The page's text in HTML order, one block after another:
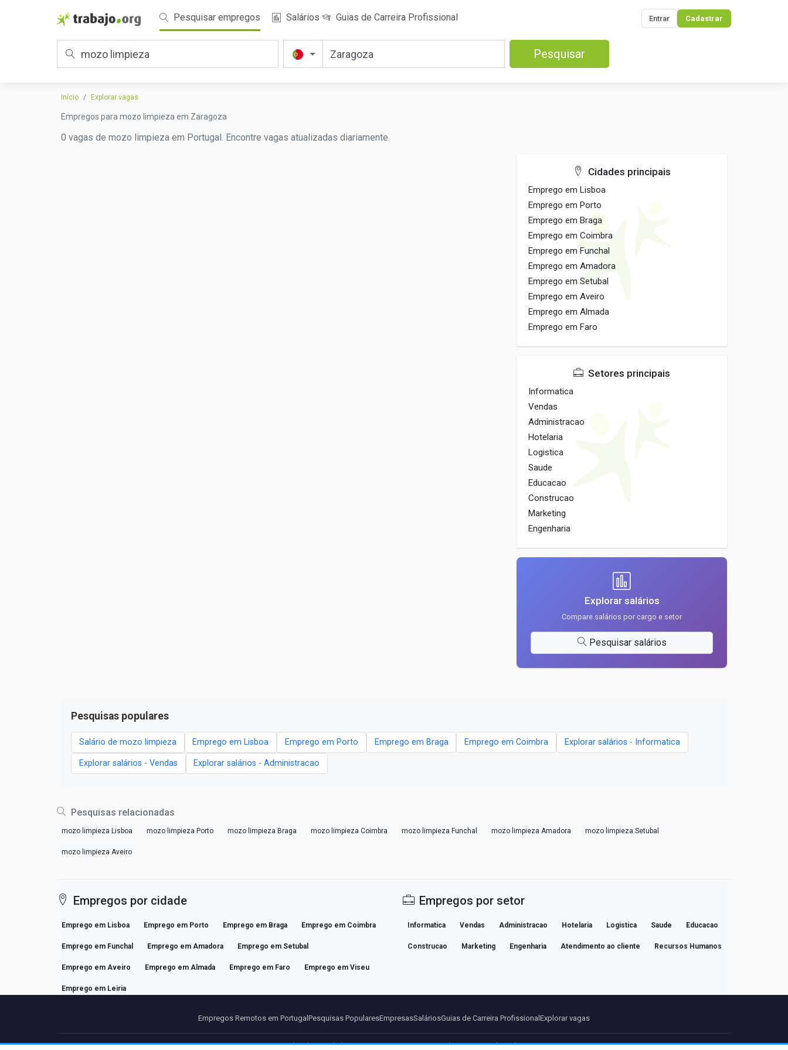
Pesquisar empregos Salários Guias de Carreira Profissional Entrar Cadastrar
Pesquisar
Início Explorar vagas
Empregos para mozo limpieza em Zaragoza
0 vagas de mozo limpieza em Portugal. Encontre vagas atualizadas diariamente.
Cidades principais
Emprego em Lisboa
Emprego em Porto
Emprego em Braga
Emprego em Coimbra
Emprego em Funchal
Emprego em Amadora
Emprego em Setubal
Emprego em Aveiro
Emprego em Almada
Emprego em Faro
Setores principais
Informatica
Vendas
Administracao
Hotelaria
Logistica
Saude
Educacao
Construcao
Marketing
Engenharia
Explorar salários
Compare salários por cargo e setor
Pesquisar salários
Pesquisas populares
Salário de mozo limpieza Emprego em Lisboa Emprego em Porto Emprego em Braga Emprego em Coimbra Explorar salários - Informatica
Explorar salários - Vendas Explorar salários - Administracao
Pesquisas relacionadas
mozo limpieza Lisboa mozo limpieza Porto mozo limpieza Braga mozo limpieza Coimbra mozo limpieza Funchal mozo limpieza Amadora mozo limpieza Setubal
mozo limpieza Aveiro
Empregos por cidade
Emprego em Lisboa Emprego em Porto Emprego em Braga Emprego em Coimbra
Emprego em Funchal Emprego em Amadora Emprego em Setubal
Emprego em Aveiro Emprego em Almada Emprego em Faro Emprego em Viseu
Emprego em Leiria
Empregos por setor
Informatica Vendas Administracao Hotelaria Logistica Saude Educacao
Construcao Marketing Engenharia Atendimento ao cliente Recursos Humanos
Empregos Remotos em Portugal Pesquisas PopularesEmpresasSaláriosGuias de Carreira Profissional Explorar vagas
ParceirosAviso legalPrivacidadeTermosTermos PremiumCancelar PremiumSobre NósContato